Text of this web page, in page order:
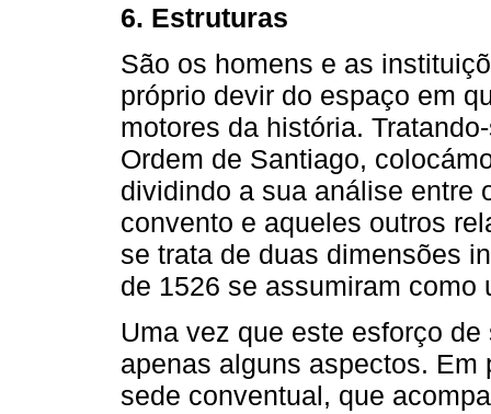
6. Estruturas
São os homens e as
próprio devir do espaço em
motores da história.
Ordem de Santiago,
dividindo a sua análise entre
convento e aqueles outros
se trata de duas dimensões
de 1526 se assumiram como
Uma vez que este esforço
apenas alguns aspectos. Em
sede conventual, que